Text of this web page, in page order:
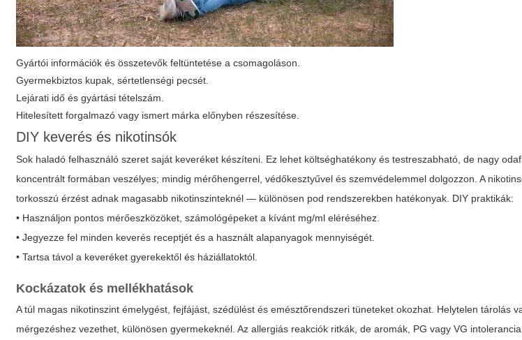
Gyártói információk és összetevők feltüntetése a csomagoláson.
Gyermekbiztos kupak, sértetlenségi pecsét.
Lejárati idő és gyártási tételszám.
Hitelesített forgalmazó vagy ismert márka előnyben részesítése.
DIY keverés és nikotinsók
Sok haladó felhasználó szeret saját keveréket készíteni. Ez lehet költséghatékony és testreszabható, de nagy
koncentrált formában veszélyes; mindig mérőhengerrel, védőkesztyűvel és szemvédelemmel dolgozzon. A
torkosszú érzést adnak magasabb nikotinszinteknél — különösen pod rendszerekben hatékonyak. DIY praktikák:
• Használjon pontos mérőeszközöket, számológépeket a kívánt mg/ml eléréséhez.
• Jegyezze fel minden keverés receptjét és a használt alapanyagok mennyiségét.
• Tartsa távol a keveréket gyerekektől és háziállatoktól.
Kockázatok és mellékhatások
A túl magas nikotinszint émelygést, fejfájást, szédülést és emésztőrendszeri tüneteket okozhat. Helytelen tárolás
mérgezéshez vezethet, különösen gyermekeknél. Az allergiás reakciók ritkák, de aromák, PG vagy VG